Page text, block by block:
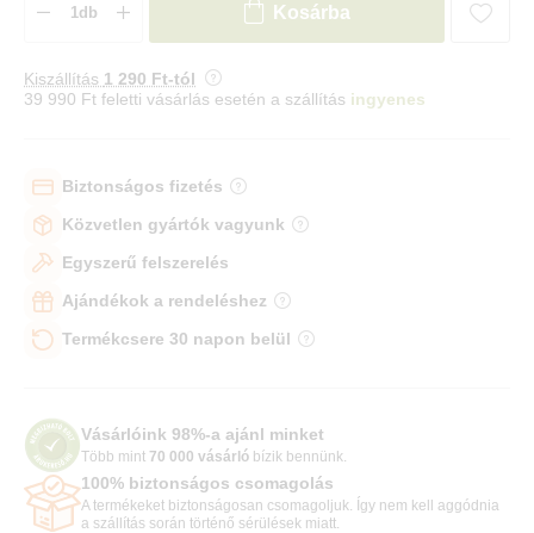
Kosárba
Kiszállítás 1 290 Ft-tól
39 990 Ft feletti vásárlás esetén a szállítás ingyenes
Biztonságos fizetés
Közvetlen gyártók vagyunk
Egyszerű felszerelés
Ajándékok a rendeléshez
Termékcsere 30 napon belül
Vásárlóink 98%-a ajánl minket
Több mint 70 000 vásárló bízik bennünk.
100% biztonságos csomagolás
A termékeket biztonságosan csomagoljuk. Így nem kell aggódnia
a szállítás során történő sérülések miatt.